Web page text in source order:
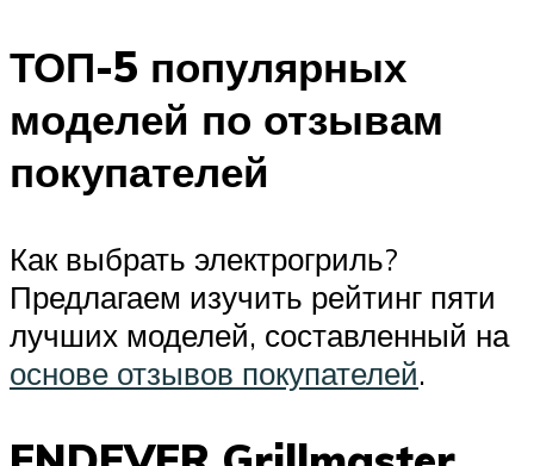
ТОП-5 популярных
моделей по отзывам
покупателей
Как выбрать электрогриль?
Предлагаем изучить рейтинг пяти
лучших моделей, составленный на
основе отзывов покупателей.